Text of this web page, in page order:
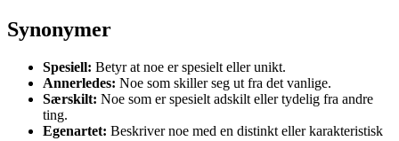
Synonymer
Spesiell: Betyr at noe er spesielt eller unikt.
Annerledes: Noe som skiller seg ut fra det vanlige.
Særskilt: Noe som er spesielt adskilt eller tydelig fra andre
ting.
Egenartet: Beskriver noe med en distinkt eller karakteristisk